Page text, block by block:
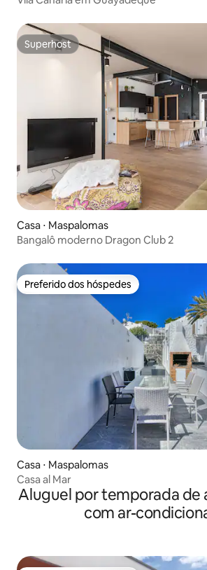
Superhost
Superhost
Casa ⋅ Maspalomas
Bangalô moderno Dragon Club 2
Preferido dos hóspedes
Preferido dos hóspedes
Casa ⋅ Maspalomas
Casa al Mar
Aluguel por temporada de
com ar-